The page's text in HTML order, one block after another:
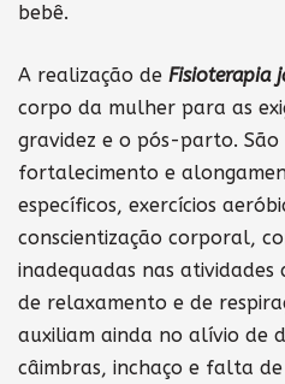
bebê.
A realização de Fisioterapia
corpo da mulher para as
gravidez e o pós-parto. São
fortalecimento e
específicos, exercícios
conscientização corporal,
inadequadas nas atividades
de relaxamento e de
auxiliam ainda no alívio de
câimbras, inchaço e falta